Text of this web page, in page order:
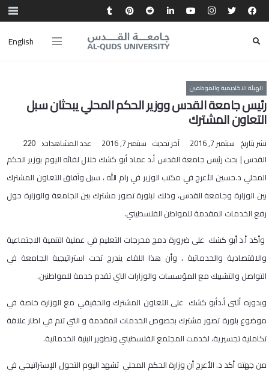
English
الهيئة الاكاديمية والموظفين
رئيس جامعة القدس ووزير الحكم المحلي يبحثان سبل
التعاون المشترك
نشر بتاريخ سبتمبر 7, 2016 آخر تحديث سبتمبر 7, 2016 عدد المشاهدات: 220
القدس | بحث رئيس جامعة القدس أ.د عماد أبو كشك خلال لقائه اليوم بوزير الحكم
المحلي د.حسين الأعرج في مكتب الوزير في رام الله ، سبل وآفاق التعاون المشترك
بين الوزارة وجامعة القدس، وذلك لبلورة تصور مشترك بين الجامعة والوزارة حول
رفع الخدمات المقدمة للمواطن الفلسطيني.
وأكد أ.د أبو كشك على ضرورة دمج مخرجات التعليم في عملية التنمية الاجتماعية
والاقتصادية والخدماتية ، وأن هذا اللقاء يندرج تحت استراتيجية الجامعة في
التواصل والتشبيك مع المؤسسات والوزارات التي تقدم خدمة للمواطنين.
وبدوره أثنى أ.دأبو كشك على التعاون المشترك والحقيقي مع الوزارة خاصة في
موضوع بلورة تصور مشترك بخصوص الخدمات المقدمة و التي تتم في اطار علاقة
تكاملية تجسيرية، لخدمت المجتمع الفلسطيني وتطوير البنية الخدماتية.
من جهته أكد د. الأعرج أن وزارة الحكم المحلي تشهد اليوم التحول الإستراتيجي في